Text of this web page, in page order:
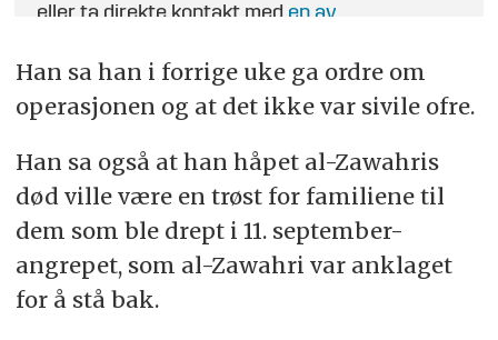
eller ta direkte kontakt med en av
Han sa han i forrige uke ga ordre om
operasjonen og at det ikke var sivile ofre.
Han sa også at han håpet al-Zawahris
død ville være en trøst for familiene til
dem som ble drept i 11. september-
angrepet, som al-Zawahri var anklaget
for å stå bak.